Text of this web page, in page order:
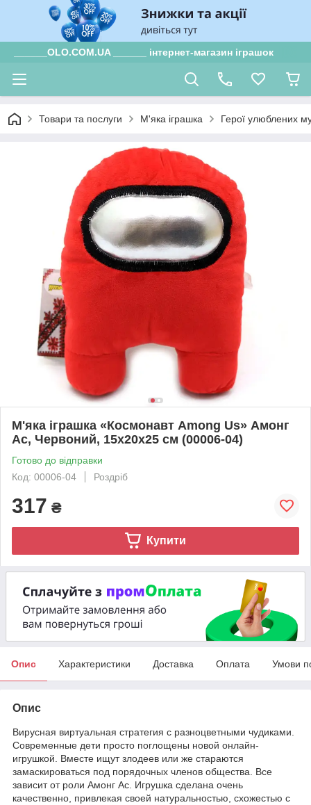
______OLO.COM.UA ______ інтернет-магазин іграшок
Товари та послуги М'яка іграшка Герої улюблених
М'яка іграшка «Космонавт Among Us» Амонг
Ас, Червоний, 15х20х25 см (00006-04)
Готово до відправки
Код: 00006-04
Роздріб
317 ₴
Купити
Опис Характеристики Доставка Оплата Умови
Опис
Вирусная виртуальная стратегия с разноцветными чудиками.
Современные дети просто поглощены новой онлайн-
игрушкой. Вместе ищут злодеев или же стараются
замаскироваться под порядочных членов общества. Все
зависит от роли Амонг Ас. Игрушка сделана очень
качественно, привлекая своей натуральностью, схожестью с